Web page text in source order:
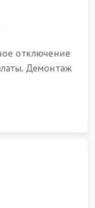
отключение
Демонтаж